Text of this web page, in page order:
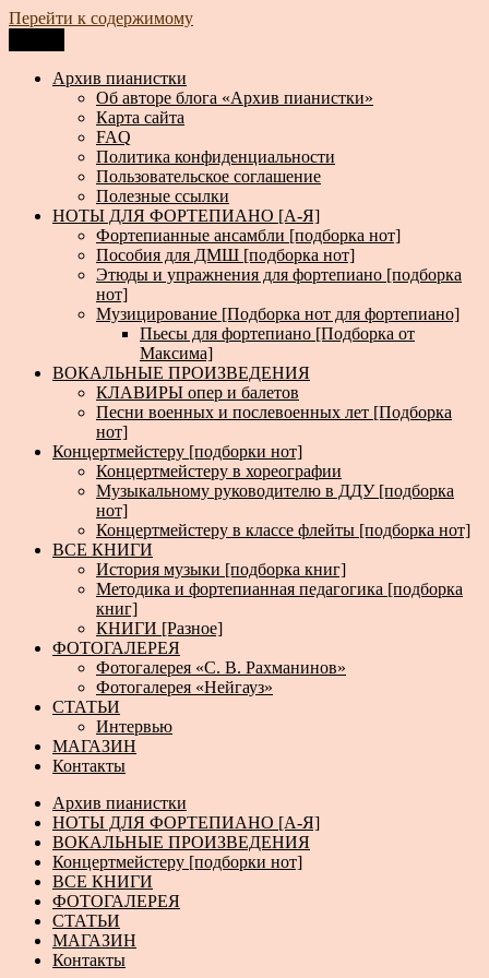
Перейти к содержимому
Архив пианистки
Всё для пианистов: ноты, книги, музыка, статьи…
Архив пианистки
Об авторе блога «Архив пианистки»
Карта сайта
FAQ
Политика конфиденциальности
Пользовательское соглашение
Полезные ссылки
НОТЫ ДЛЯ ФОРТЕПИАНО [А-Я]
Фортепианные ансамбли [подборка нот]
Пособия для ДМШ [подборка нот]
Этюды и упражнения для фортепиано [подборка
нот]
Музицирование [Подборка нот для фортепиано]
Пьесы для фортепиано [Подборка от
Максима]
ВОКАЛЬНЫЕ ПРОИЗВЕДЕНИЯ
КЛАВИРЫ опер и балетов
Песни военных и послевоенных лет [Подборка
нот]
Концертмейстеру [подборки нот]
Концертмейстеру в хореографии
Музыкальному руководителю в ДДУ [подборка
нот]
Концертмейстеру в классе флейты [подборка нот]
ВСЕ КНИГИ
История музыки [подборка книг]
Методика и фортепианная педагогика [подборка
книг]
КНИГИ [Разное]
ФОТОГАЛЕРЕЯ
Фотогалерея «С. В. Рахманинов»
Фотогалерея «Нейгауз»
СТАТЬИ
Интервью
МАГАЗИН
Контакты
Архив пианистки
НОТЫ ДЛЯ ФОРТЕПИАНО [А-Я]
ВОКАЛЬНЫЕ ПРОИЗВЕДЕНИЯ
Концертмейстеру [подборки нот]
ВСЕ КНИГИ
ФОТОГАЛЕРЕЯ
СТАТЬИ
МАГАЗИН
Контакты